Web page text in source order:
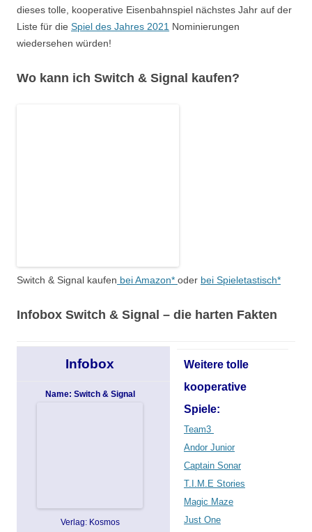
dieses tolle, kooperative Eisenbahnspiel nächstes Jahr auf der
Liste für die Spiel des Jahres 2021 Nominierungen
wiedersehen würden!
Wo kann ich Switch & Signal kaufen?
Switch & Signal kaufen bei Amazon* oder bei Spieletastisch*
Infobox Switch & Signal – die harten Fakten
Infobox
Name: Switch & Signal
Verlag: Kosmos
Weitere tolle
kooperative
Spiele:
Team3
Andor Junior
Captain Sonar
T.I.M.E Stories
Magic Maze
Just One